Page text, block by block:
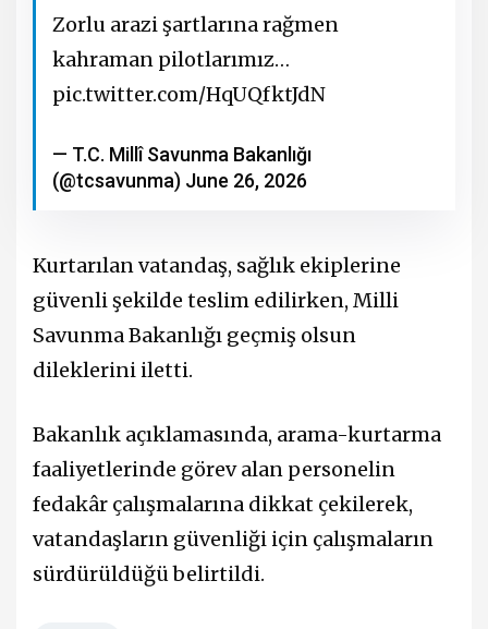
Zorlu arazi şartlarına rağmen
kahraman pilotlarımız…
pic.twitter.com/HqUQfktJdN
— T.C. Millî Savunma Bakanlığı
(@tcsavunma) June 26, 2026
Kurtarılan vatandaş, sağlık ekiplerine
güvenli şekilde teslim edilirken, Milli
Savunma Bakanlığı geçmiş olsun
dileklerini iletti.
Bakanlık açıklamasında, arama-kurtarma
faaliyetlerinde görev alan personelin
fedakâr çalışmalarına dikkat çekilerek,
vatandaşların güvenliği için çalışmaların
sürdürüldüğü belirtildi.